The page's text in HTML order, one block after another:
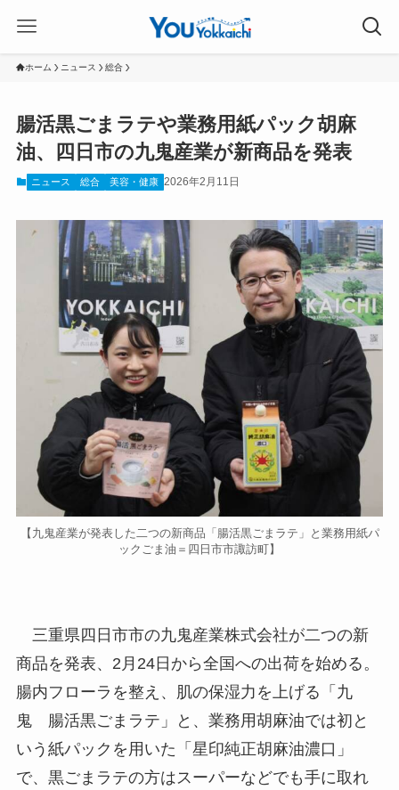
ホーム ニュース 総合
腸活黒ごまラテや業務用紙パック胡麻
油、四日市の九鬼産業が新商品を発表
ニュース 総合 美容・健康 2026年2月11日
【九鬼産業が発表した二つの新商品「腸活黒ごまラテ」と業務用紙パ
ックごま油＝四日市市諏訪町】
三重県四日市市の九鬼産業株式会社が二つの新
商品を発表、2月24日から全国への出荷を始める。
腸内フローラを整え、肌の保湿力を上げる「九
鬼 腸活黒ごまラテ」と、業務用胡麻油では初と
いう紙パックを用いた「星印純正胡麻油濃口」
で、黒ごまラテの方はスーパーなどでも手に取れ